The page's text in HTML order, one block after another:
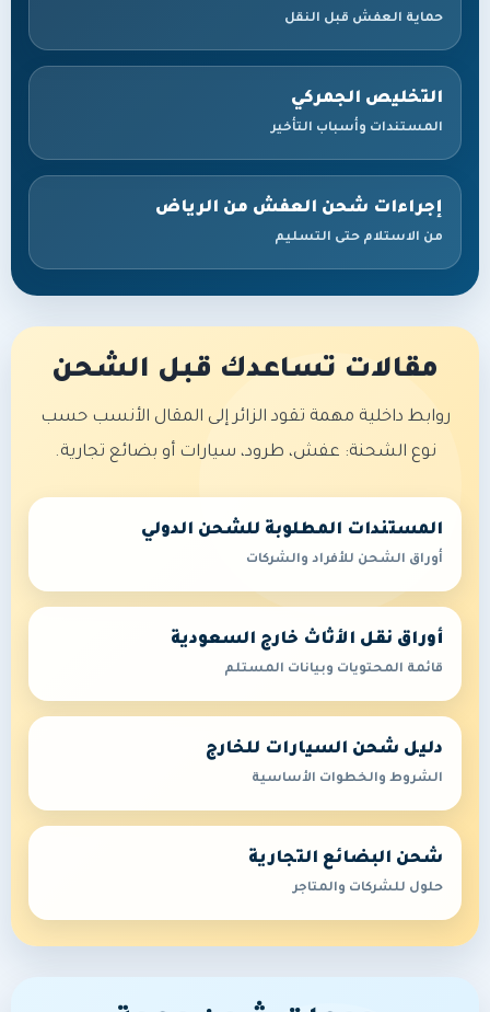
حماية العفش قبل النقل
التخليص الجمركي
المستندات وأسباب التأخير
إجراءات شحن العفش من الرياض
من الاستلام حتى التسليم
مقالات تساعدك قبل الشحن
روابط داخلية مهمة تقود الزائر إلى المقال الأنسب حسب
نوع الشحنة: عفش، طرود، سيارات أو بضائع تجارية.
المستندات المطلوبة للشحن الدولي
أوراق الشحن للأفراد والشركات
أوراق نقل الأثاث خارج السعودية
قائمة المحتويات وبيانات المستلم
دليل شحن السيارات للخارج
الشروط والخطوات الأساسية
شحن البضائع التجارية
حلول للشركات والمتاجر